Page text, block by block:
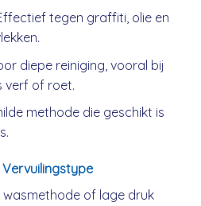
tegen graffiti, olie en
diepe reiniging, vooral bij
verf of roet.
methode die geschikt is
of lage druk